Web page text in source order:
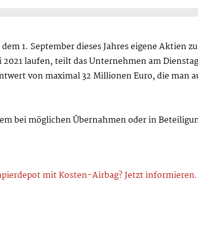
1. September dieses Jahres eigene Aktien
laufen, teilt das Unternehmen am
von maximal 32 Millionen Euro, die man
bei möglichen Übernahmen oder in
mit Kosten-Airbag? Jetzt informieren.